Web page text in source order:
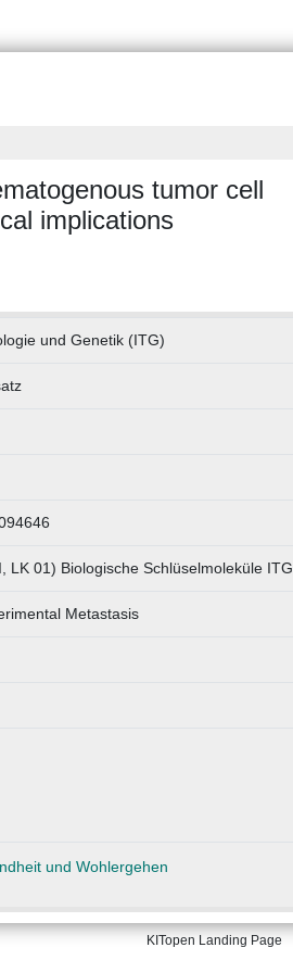
tumor cell
implications
und Genetik (ITG)
LK 01) Biologische Schlüselmoleküle ITG
Metastasis
KITopen Landing Page